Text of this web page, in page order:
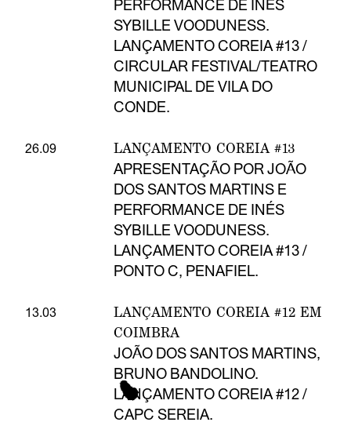
PERFORMANCE DE INÉS
SYBILLE VOODUNESS.
LANÇAMENTO COREIA #13 /
CIRCULAR FESTIVAL/TEATRO
MUNICIPAL DE VILA DO
CONDE.
26.09 LANÇAMENTO COREIA #13
APRESENTAÇÃO POR JOÃO
DOS SANTOS MARTINS E
PERFORMANCE DE INÉS
SYBILLE VOODUNESS.
LANÇAMENTO COREIA #13 /
PONTO C, PENAFIEL.
13.03
LANÇAMENTO COREIA #12 EM
COIMBRA
JOÃO DOS SANTOS MARTINS,
BRUNO BANDOLINO.
LANÇAMENTO COREIA #12 /
CAPC SEREIA.